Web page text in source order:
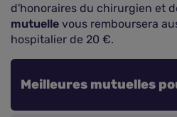
d'honoraires du chirurgien et
mutuelle vous remboursera
hospitalier de 20 €.
Meilleures mutuelles